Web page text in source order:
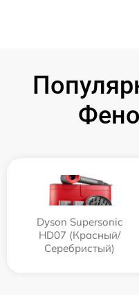
Dyson Supersonic
HD07 (Красный/
Серебристый)